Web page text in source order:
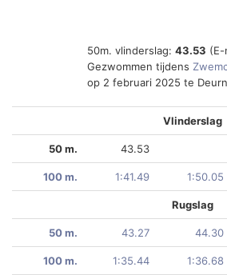
50m. vlinderslag: 43.53 (E-
Gezwommen tijdens
op 2 februari 2025 te
Vlinderslag
50 m. 43.53
100 m. 1:41.49 1:50.05
Rugslag
50 m. 43.27 44.30
100 m. 1:35.44 1:36.68